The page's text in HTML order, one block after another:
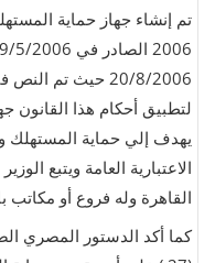
لتطبيق أحكام هذا القانون
يهدف إلي حماية
الاعتبارية العامة ويتبع
القاهرة وله فروع أو مكاتب